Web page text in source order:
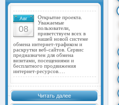
Авг
08
Открытие проекта.
Уважаемые
пользователи,
приветствуем всех в
нашей новой системе
обмена интернет-трафиком и
раскрутки веб-сайтов. Сервис
предназначен для обмена
визитами, посещениями и
бесплатного продвижения
интернет-ресурсов.…
Читать далее